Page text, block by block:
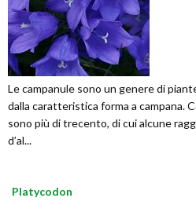
Le campanule sono un genere di
dalla caratteristica forma a campana.
sono più di trecento, di cui alcune
d’al...
Platycodon